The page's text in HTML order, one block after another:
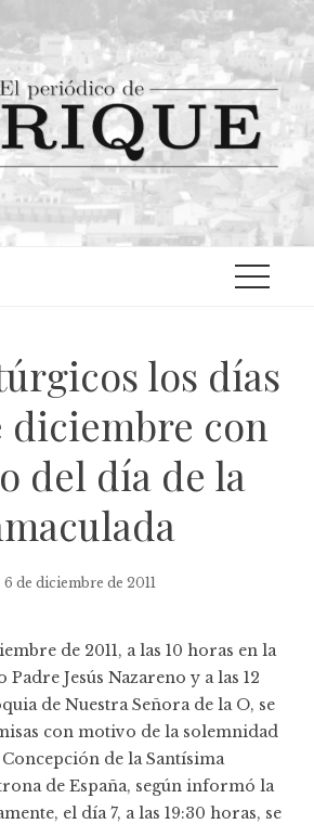
los días
diciembre con
del día de la
6 de diciembre de 2011
de 2011, a las 10 horas en la
Jesús Nazareno y a las 12
de Nuestra Señora de la O, se
con motivo de la solemnidad
de la Santísima
de España, según informó la
el día 7, a las 19:30 horas, se